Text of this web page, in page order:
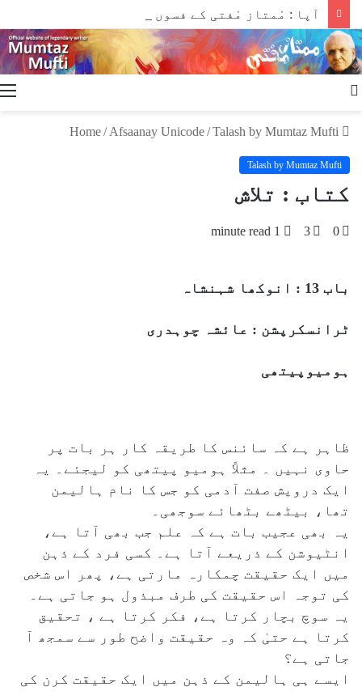
آپا : مْمتاز مْفتی کے فسوں ساز قلم سے
/ Afsaanay Unicode/Talash by Mumtaz Mufti
Talash by Mumtaz Mufti
کتاب : تلاش
0
3
باب 13 : انوکھا شہنشاہ
ٹرانسکرپشن : عائشہ چوہدری
ہومیوپیتھی
ظاہر ہے کہ سائنس کا طریقہ کار ہر بات پر
حاوی نہیں ۔ مثلاً ہومیو پیتھی کو لیجئے۔ یہ
ایک درویش صفت آدمی کو جس کا نام ہالیمن
تھا، بیٹھے بٹھائے سوجھی۔
یہ بھی عجیب بات ہے کہ علم جب بھی آتا ہے،
انٹیوشن کے ذریعے آتا ہے۔ کسی فرد کے ذہن
میں ایک حقیقت چمکارہ مارتی ہے، پھر اس شخص
کی توجہ اس حقیقت کی طرف مبذول ہو جاتی ہے۔
یہ سوچ بچار کرتا ہے، فکر کرتا ہے ، تحقیق
کرتا ہے حتیٰ کہ وہ حقیقت واضح طور سے سمجھ آ
جاتی ہے؟
ایسے ہی ہالیمن کے ذہن میں ایک حقیقت کرن کی